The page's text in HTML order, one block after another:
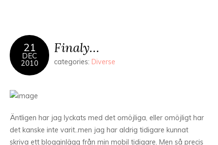
21
DEC
2010
Finaly…
categories: Diverse
Äntligen har jag lyckats med det omöjliga, eller omöjligt har
det kanske inte varit..men jag har aldrig tidigare kunnat
skriva ett blogginlägg från min mobil tidigare. Men så precis